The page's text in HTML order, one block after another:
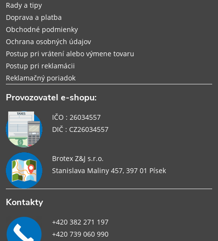
e
Rady a tipy
Doprava a platba
Obchodné podmienky
Ochrana osobných údajov
Postup pri vrátení alebo výmene tovaru
Postup pri reklamácii
Reklamačný poriadok
Provozovatel e-shopu:
IČO : 26034557
DIČ : CZ26034557
Brotex Z&J s.r.o.
Stanislava Maliny 457, 397 01 Písek
Kontakty
+420 382 271 197
+420 739 060 990